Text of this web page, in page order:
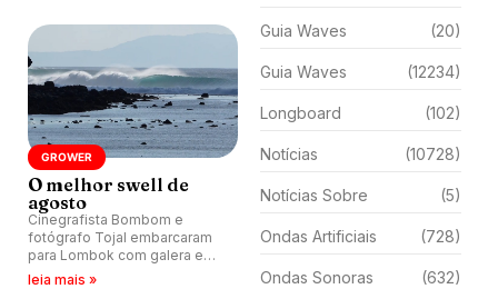
GROWER
O melhor swell de
agosto
Cinegrafista Bombom e
fotógrafo Tojal embarcaram
para Lombok com galera e
registram cinco dias de altas
leia mais »
Guia Waves (20)
Guia Waves (12234)
Longboard (102)
Notícias (10728)
Notícias Sobre (5)
Ondas Artificiais (728)
Ondas Sonoras (632)